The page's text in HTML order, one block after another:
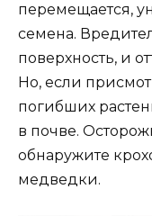
перемещается,
семена.
поверхность, и
Но, если
погибших
в почве.
обнаружите
медведки.